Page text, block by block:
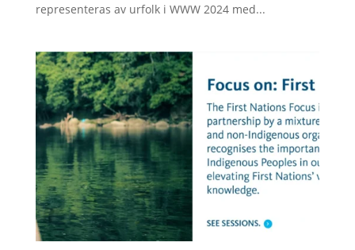
representeras av urfolk i WWW 2024 med...